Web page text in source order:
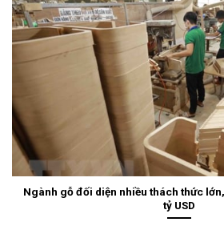
Ngành gỗ đối diện nhiều thách thức
tỷ USD